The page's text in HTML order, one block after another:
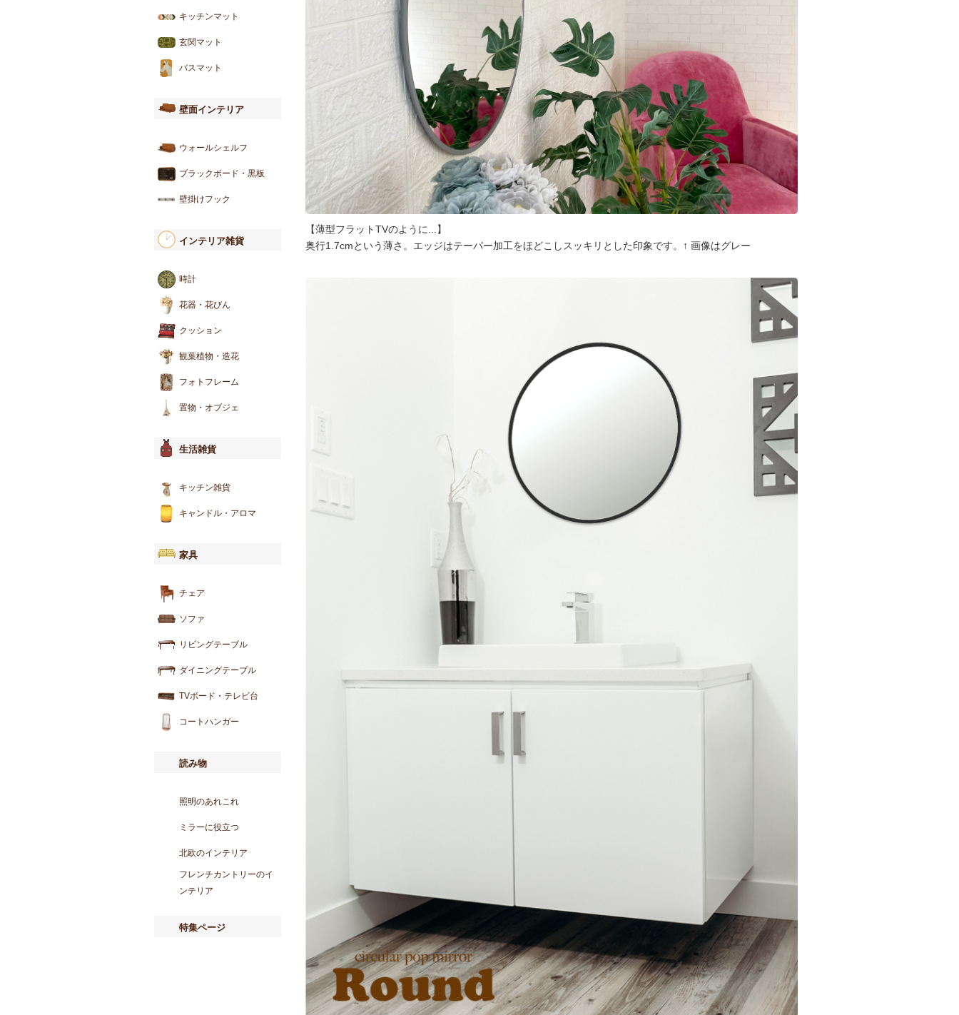
キッチンマット
玄関マット
バスマット
壁面インテリア
ウォールシェルフ
ブラックボード・黒板
壁掛けフック
インテリア雑貨
時計
花器・花びん
クッション
観葉植物・造花
フォトフレーム
置物・オブジェ
生活雑貨
キッチン雑貨
キャンドル・アロマ
家具
チェア
ソファ
リビングテーブル
ダイニングテーブル
TVボード・テレビ台
コートハンガー
読み物
照明のあれこれ
ミラーに役立つ
北欧のインテリア
フレンチカントリーのイ
ンテリア
特集ページ
【薄型フラットTVのように...】
奥行1.7cmという薄さ。エッジはテーパー加工をほどこしスッキリとした印象です。↑ 画像はグレー